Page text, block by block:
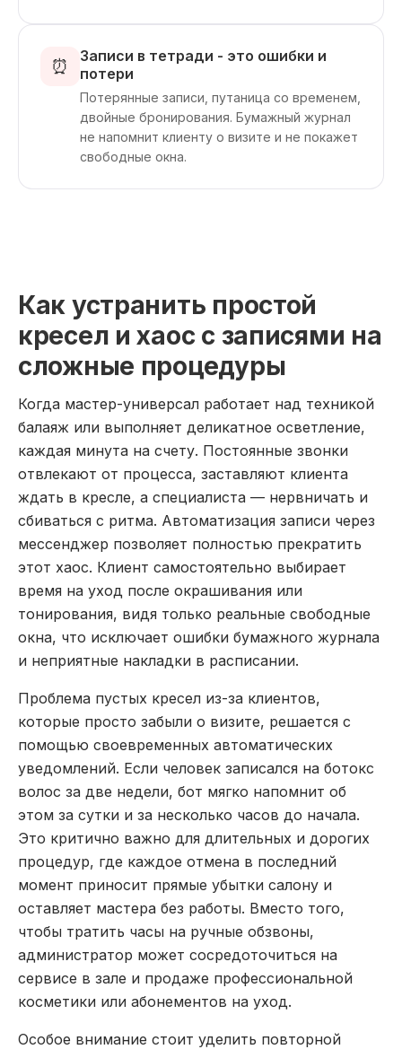
⏰
Записи в тетради - это ошибки и
потери
Потерянные записи, путаница со временем,
двойные бронирования. Бумажный журнал
не напомнит клиенту о визите и не покажет
свободные окна.
Как устранить простой
кресел и хаос с записями на
сложные процедуры
Когда мастер-универсал работает над техникой
балаяж или выполняет деликатное осветление,
каждая минута на счету. Постоянные звонки
отвлекают от процесса, заставляют клиента
ждать в кресле, а специалиста — нервничать и
сбиваться с ритма. Автоматизация записи через
мессенджер позволяет полностью прекратить
этот хаос. Клиент самостоятельно выбирает
время на уход после окрашивания или
тонирования, видя только реальные свободные
окна, что исключает ошибки бумажного журнала
и неприятные накладки в расписании.
Проблема пустых кресел из-за клиентов,
которые просто забыли о визите, решается с
помощью своевременных автоматических
уведомлений. Если человек записался на ботокс
волос за две недели, бот мягко напомнит об
этом за сутки и за несколько часов до начала.
Это критично важно для длительных и дорогих
процедур, где каждое отмена в последний
момент приносит прямые убытки салону и
оставляет мастера без работы. Вместо того,
чтобы тратить часы на ручные обзвоны,
администратор может сосредоточиться на
сервисе в зале и продаже профессиональной
косметики или абонементов на уход.
Особое внимание стоит уделить повторной